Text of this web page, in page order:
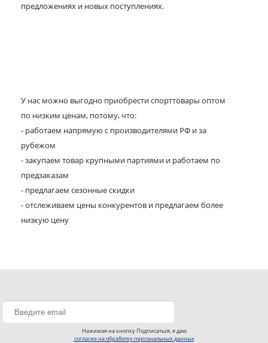
предложениях и новых поступлениях.
У нас можно выгодно приобрести спорттовары оптом
по низким ценам, потому, что:
- работаем напрямую с производителями РФ и за
рубежом
- закупаем товар крупными партиями и работаем по
предзаказам
- предлагаем сезонные скидки
- отслеживаем цены конкурентов и предлагаем более
низкую цену
Нажимая на кнопку Подписаться, я даю
согласие на обработку персональных данных